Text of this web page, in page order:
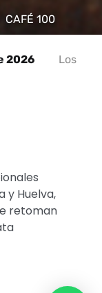
CAFÉ 100
2026
Los
y Huelva,
retoman